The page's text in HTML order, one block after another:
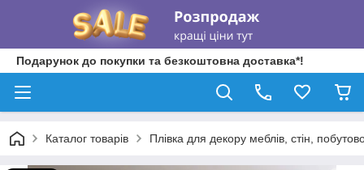
Подарунок до покупки та безкоштовна доставка*!
Каталог товарів Плівка для декору меблів, стін,